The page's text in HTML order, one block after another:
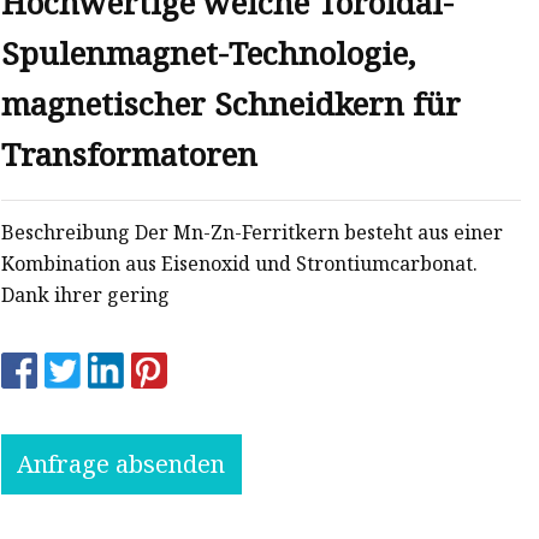
Spulenmagnet-Technologie,
magnetischer Schneidkern für
Transformatoren
Beschreibung Der Mn-Zn-Ferritkern besteht aus einer
Kombination aus Eisenoxid und Strontiumcarbonat.
Dank ihrer gering
Anfrage absenden